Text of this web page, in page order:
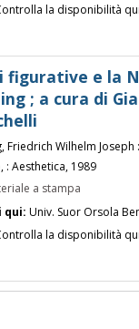
la disponibilità
figurative e la
; a cura di
Friedrich Wilhelm Joseph
: Aesthetica, 1989
a stampa
qui: Univ. Suor Orsola
la disponibilità